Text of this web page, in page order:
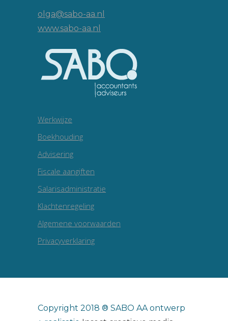
olga@sabo-aa.nl
www.sabo-aa.nl
Werkwijze
Boekhouding
Advisering
Fiscale aangiften
Salarisadministratie
Klachtenregeling
Algemene voorwaarden
Privacyverklaring
Copyright 2018 ® SABO AA ontwerp